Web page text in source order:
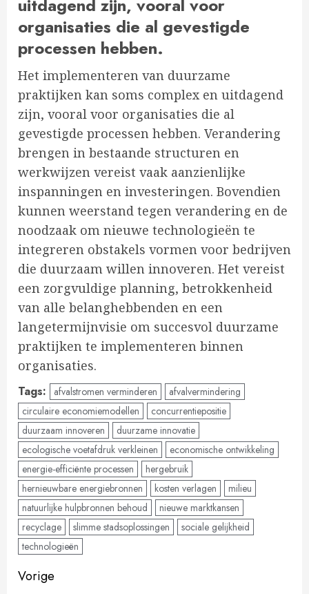
uitdagend zijn, vooral voor
organisaties die al gevestigde
processen hebben.
Het implementeren van duurzame
praktijken kan soms complex en uitdagend
zijn, vooral voor organisaties die al
gevestigde processen hebben. Verandering
brengen in bestaande structuren en
werkwijzen vereist vaak aanzienlijke
inspanningen en investeringen. Bovendien
kunnen weerstand tegen verandering en de
noodzaak om nieuwe technologieën te
integreren obstakels vormen voor bedrijven
die duurzaam willen innoveren. Het vereist
een zorgvuldige planning, betrokkenheid
van alle belanghebbenden en een
langetermijnvisie om succesvol duurzame
praktijken te implementeren binnen
organisaties.
Tags: afvalstromen verminderen
afvalvermindering
circulaire economiemodellen
concurrentiepositie
duurzaam innoveren
duurzame innovatie
ecologische voetafdruk verkleinen
economische ontwikkeling
energie-efficiënte processen
hergebruik
hernieuwbare energiebronnen
kosten verlagen
milieu
natuurlijke hulpbronnen behoud
nieuwe marktkansen
recyclage
slimme stadsoplossingen
sociale gelijkheid
technologieën
Doorgaan
Vorige